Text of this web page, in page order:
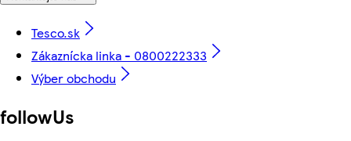
Tesco.sk
Zákaznícka linka - 0800222333
Výber obchodu
followUs